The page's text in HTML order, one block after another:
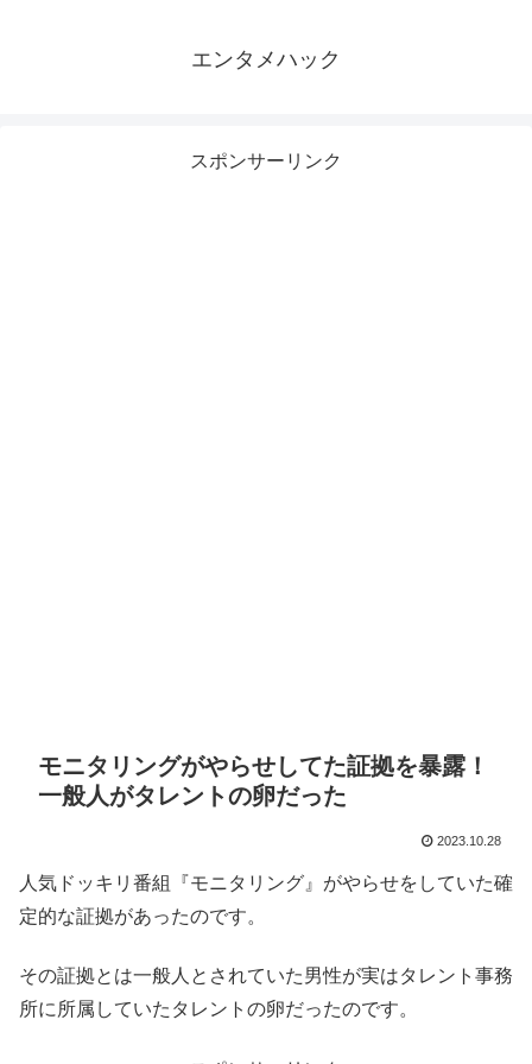
エンタメハック
スポンサーリンク
モニタリングがやらせしてた証拠を暴露！
一般人がタレントの卵だった
2023.10.28
人気ドッキリ番組『モニタリング』がやらせをしていた確
定的な証拠があったのです。
その証拠とは一般人とされていた男性が実はタレント事務
所に所属していたタレントの卵だったのです。